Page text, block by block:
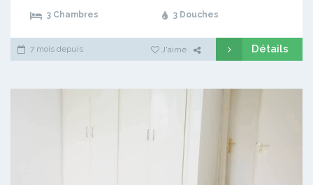
3 Chambres 3 Douches
7 mois depuis J'aime Détails